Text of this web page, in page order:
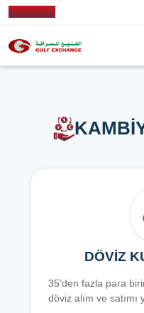
DÖVİZ
35’den fazla para
döviz alım ve satımı